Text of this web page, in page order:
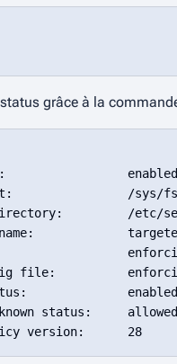
grâce à la
enabled
/sys/
directory:         /etc/
name:
file:
enabled
status:     allowed